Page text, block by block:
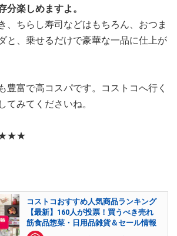
分楽しめますよ。
、ちらし寿司などはもちろん、おつま
と、乗せるだけで豪華な一品に仕上が
豊富で高コスパです。コストコへ行く
てみてくださいね。
コストコおすすめ人気商品ランキング
【最新】160人が投票！買うべき売れ
筋食品惣菜・日用品雑貨＆セール情報